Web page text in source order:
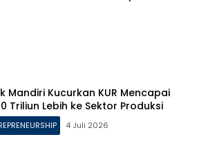
Mandiri Kucurkan KUR Mencapai
Triliun Lebih ke Sektor Produksi
4 Juli 2026